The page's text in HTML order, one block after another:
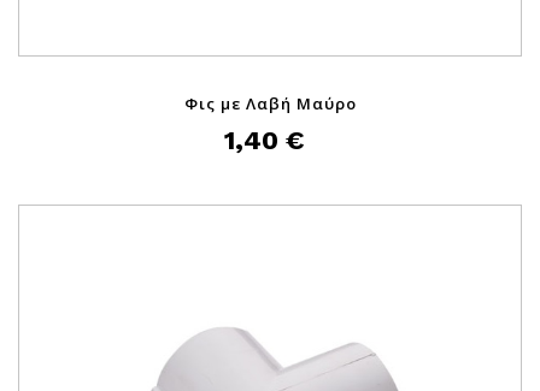
Φις με Λαβή Μαύρο
1,40 €